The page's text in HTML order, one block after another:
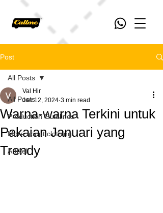
Post
All Posts
Production Guidlines
More about clothing
Artikel
All Posts
Warna-warna Terkini untuk
Pakaian Januari yang
Trendy
Val Hir
Jan 12, 2024 3 min read